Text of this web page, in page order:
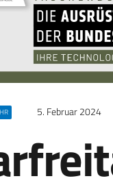
5. Februar 2024